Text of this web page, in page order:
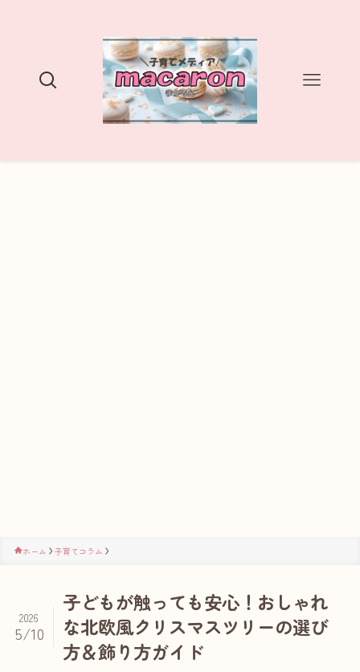
ホーム 子育てコラム
子どもが触っても安心！おしゃれ
な北欧風クリスマスツリーの選び
方＆飾り方ガイド
2026
5/10